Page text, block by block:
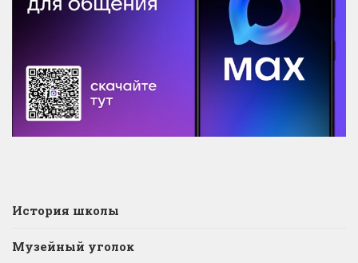
История школы
Музейный уголок